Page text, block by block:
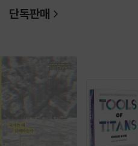
단독판매